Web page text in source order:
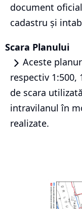
document
cadastru și
Scara Planului
Aceste
respectiv 1:500,
de scara
intravilanul în
realizate.